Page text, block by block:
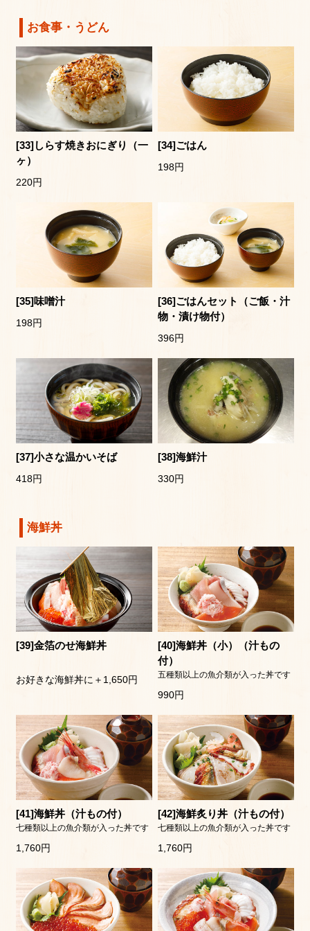
お食事・うどん
[33]しらす焼きおにぎり（一
ヶ）
220円
[34]ごはん
198円
[35]味噌汁
198円
[36]ごはんセット（ご飯・汁
物・漬け物付）
396円
[37]小さな温かいそば
418円
[38]海鮮汁
330円
海鮮丼
[39]金箔のせ海鮮丼
お好きな海鮮丼に＋1,650円
[40]海鮮丼（小）（汁もの
付）
五種類以上の魚介類が入った丼です
990円
[41]海鮮丼（汁もの付）
七種類以上の魚介類が入った丼です
1,760円
[42]海鮮炙り丼（汁もの付）
七種類以上の魚介類が入った丼です
1,760円